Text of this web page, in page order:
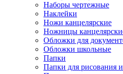
Наборы чертежные
Наклейки
Ножи канцелярские
Ножницы
Обложки для
Обложки школьные
Папки
Папки для рисования